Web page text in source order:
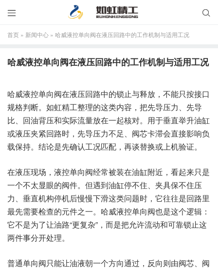


首页 » 新闻中心 » 哈威液控单向阀在液压回路中的工作机制与适用工况
哈威液控单向阀在液压回路中的工作机制与适用工况
哈威液控单向阀在液压回路中的锁止与释放，不能只按接口
规格判断。如虹精工整理的这类内容，把先导压力、先导
比、回油背压和实际流量放在一起核对。用于垂直举升油缸
或液压夹紧回路时，先导压力不足、阀芯卡滞会直接影响负
载保持。结论是先确认工况匹配，再谈替换或上机验证。
在液压现场，液控单向阀经常被装在油缸附近，看起来只是
一个不太显眼的阀件。但遇到油缸停不住、夹具保不住压
力、垂直机构停机后慢慢下滑这类问题时，它往往是回路里
最先需要检查的元件之一。哈威液控单向阀也是这个逻辑：
它不是为了让油路“更复杂”，而是把允许流动和可靠锁止这
两件事分开处理。
普通单向阀只能让油液朝一个方向通过，反向则由阀芯、阀